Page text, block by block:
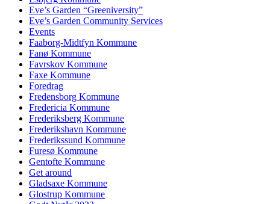
Eve’s Garden “Greeniversity”
Eve’s Garden Community Services
Events
Faaborg-Midtfyn Kommune
Fanø Kommune
Favrskov Kommune
Faxe Kommune
Foredrag
Fredensborg Kommune
Fredericia Kommune
Frederiksberg Kommune
Frederikshavn Kommune
Frederikssund Kommune
Furesø Kommune
Gentofte Kommune
Get around
Gladsaxe Kommune
Glostrup Kommune